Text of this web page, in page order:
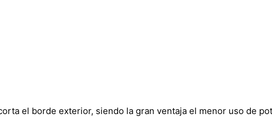
el borde exterior, siendo la gran ventaja el menor uso de